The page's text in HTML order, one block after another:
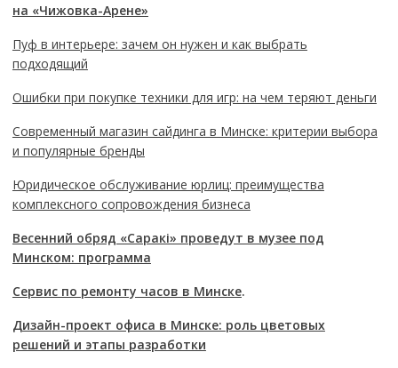
на «Чижовка-Арене»
Пуф в интерьере: зачем он нужен и как выбрать
подходящий
Ошибки при покупке техники для игр: на чем теряют деньги
Современный магазин сайдинга в Минске: критерии выбора
и популярные бренды
Юридическое обслуживание юрлиц: преимущества
комплексного сопровождения бизнеса
Весенний обряд «Саракі» проведут в музее под
Минском: программа
Сервис по ремонту часов в Минске.
Дизайн-проект офиса в Минске: роль цветовых
решений и этапы разработки